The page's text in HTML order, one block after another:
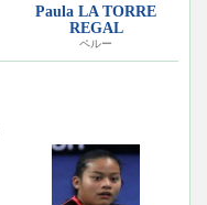
Paula LA TORRE
REGAL
ペルー